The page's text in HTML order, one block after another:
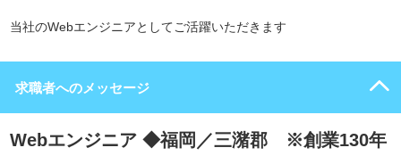
当社のWebエンジニアとしてご活躍いただきます
求職者へのメッセージ
Webエンジニア ◆福岡／三潴郡 ※創業130年